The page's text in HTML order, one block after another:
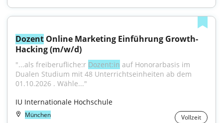
Dozent Online Marketing Einführung Growth-
Hacking (m/w/d)
"...als freiberufliche:r Dozent:in auf Honorarbasis im
Dualen Studium mit 48 Unterrichtseinheiten ab dem
01.10.2026 . Wähle..."
IU Internationale Hochschule
München
Vollzeit